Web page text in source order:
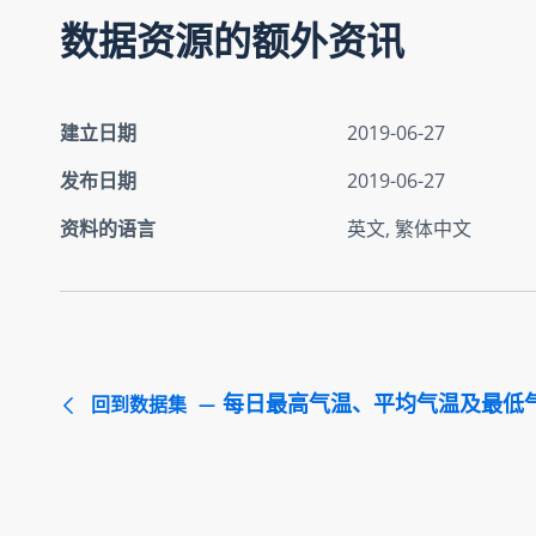
数据资源的额外资讯
建立日期
2019-06-27
发布日期
2019-06-27
资料的语言
英文, 繁体中文
回到数据集 每日最高气温、平均气温及最低